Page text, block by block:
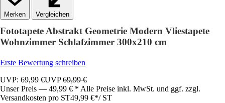
Vergleichen
Fototapete Abstrakt Geometrie Modern Vliestapete
Wohnzimmer Schlafzimmer 300x210 cm
Erste Bewertung schreiben
UVP: 69,99 €UVP69,99 €
Unser Preis — 49,99 € * Alle Preise inkl. MwSt. und ggf. zzgl.
Versandkosten pro ST49,99 €*/ ST